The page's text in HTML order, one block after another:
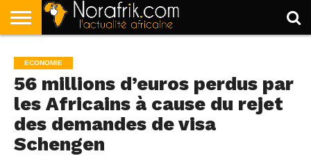
POLITIQUE
SOCIÉTÉ
ECONOMIE
SPORT
LIFESTYLE
ECONOMIE
56 millions d’euros perdus par
les Africains à cause du rejet
des demandes de visa
Schengen